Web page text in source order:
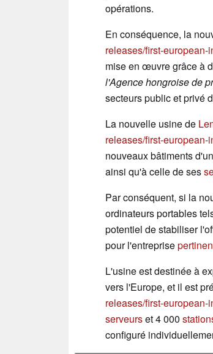
opérations.
En conséquence, la
releases/first-
mise en œuvre grâce à
l'Agence hongroise de
secteurs public et privé
La nouvelle usine de
releases/first-
nouveaux bâtiments
ainsi qu'à celle de ses
Par conséquent, si la
ordinateurs portables
potentiel de stabiliser
pour l'entreprise
L'usine est destinée à
vers l'Europe, et il est
releases/first-
serveurset 4 000
configuré